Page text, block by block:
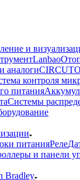
и
Lanbao
аналоги
контроля
питания
Системы
питанияРеле
и панели
Bradley